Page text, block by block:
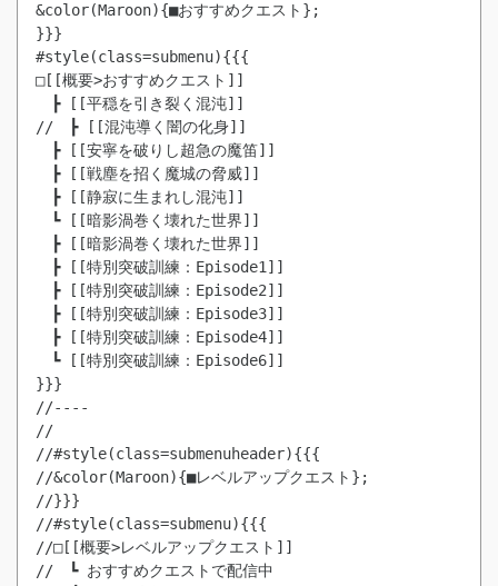
&color(Maroon){■おすすめクエスト};
}}}
#style(class=submenu){{{
□[[概要>おすすめクエスト]]
┣ [[平穏を引き裂く混沌]]
//　┣ [[混沌導く闇の化身]]
┣ [[安寧を破りし超急の魔笛]]
┣ [[戦塵を招く魔城の脅威]]
┗ [[暗影渦巻く壊れた世界]]
┣ [[暗影渦巻く壊れた世界]]
┣ [[特別突破訓練：Episode1]]
┣ [[特別突破訓練：Episode2]]
┣ [[特別突破訓練：Episode3]]
┣ [[特別突破訓練：Episode4]]
┗ [[特別突破訓練：Episode6]]
}}}
//----
//
//#style(class=submenuheader){{{
//&color(Maroon){■レベルアップクエスト};
//}}}
//#style(class=submenu){{{
//□[[概要>レベルアップクエスト]]
//　┗ おすすめクエストで配信中